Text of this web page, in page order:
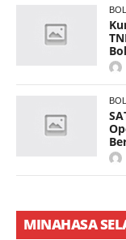
MINAHASA